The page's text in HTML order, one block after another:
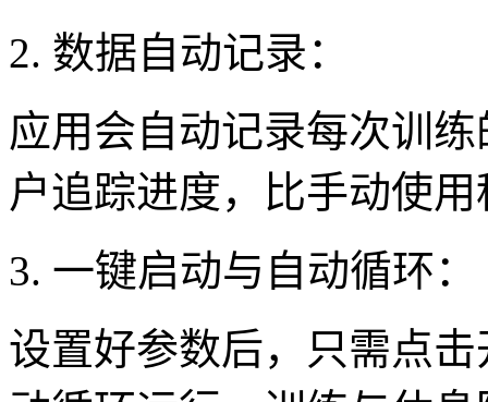
2. 数据自动记录：
应用会自动记录每次训
户追踪进度，比手动使
3. 一键启动与自动循环：
设置好参数后，只需点